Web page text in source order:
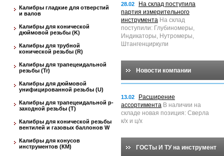
Калибры гладкие для отверстий
и валов
Калибры для конической
дюймовой резьбы (K)
Калибры для трубной
конической резьбы (R)
Калибры для трапецеидальной
резьбы (Tr)
Калибры для дюймовой
унифицированной резьбы (U)
Калибры для трапецеидальной p-
заходной резьбы (T)
Калибры для конической резьбы
вентилей и газовых баллонов W
Калибры для конусов
инструментов (КМ)
28.02
На склад поступила
партия измерительного
инструмента На склад
поступили: Глубиномеры,
Индикаторы, Нутромеры,
Штангенциркули
Новости компании
13.02
Расширение
ассортимента В наличии на
складе новая позиция: Сверла
к/х и ц/х
ГОСТы И ТУ на инструмент